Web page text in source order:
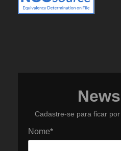
Cadastre-se para ficar
Nome*